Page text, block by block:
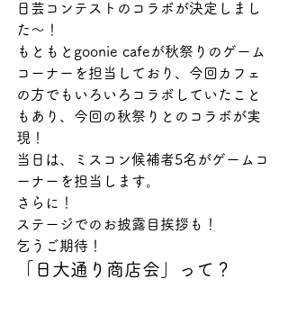
日芸コンテストのコラボが決定しまし
た〜！
もともとgoonie cafeが秋祭りのゲーム
コーナーを担当しており、今回カフェ
の方でもいろいろコラボしていたこと
もあり、今回の秋祭りとのコラボが実
現！
当日は、ミスコン候補者5名がゲームコ
ーナーを担当します。
さらに！
ステージでのお披露目挨拶も！
乞うご期待！
「日大通り商店会」って？